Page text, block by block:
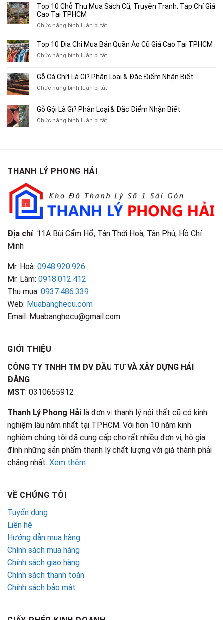
4
Chuyên
Bán
Xe
Cũ,
Xe
Cũ
TP.HCM
Top 10 Chỗ Thu Mua Sách Cũ, Truyện Tranh, Tạp Chí Giá
Cao Tại TPHCM
Chức năng bình luận bị tắtở
10
Thu
Sách
Tạp
Chí
Top 10 Địa Chỉ Mua Bán Quần Áo Cũ Giá Cao Tại TPHCM
Chức năng bình luận bị tắtở
Địa
Chỉ
Bán
Áo
Gỗ Cà Chít Là Gì? Phân Loại & Đặc Điểm Nhận Biết
Chức năng bình luận bị tắtở
Chít
Là
Gỗ Gội Là Gì? Phân Loại & Đặc Điểm Nhận Biết
Chức năng bình luận bị tắtở
Điểm
Nhận
Biết
THANH LÝ PHONG HẢI
Địa chỉ: 11A Bùi Cẩm Hổ, Tân Thới Hoà, Tân Phú, Hồ Chí
Minh
Mr. Hoà: 0948.920.926
Mr. Lâm: 0918.012.412
Thu mua: 0937.486.339
Web: Muabanghecu.com
Email: Muabanghecu@gmail.com
GIỚI THIỆU
CÔNG TY TNHH TM DV ĐẦU TƯ VÀ XÂY DỰNG HẢI
ĐĂNG
MST: 0310655912
Thanh Lý Phong Hải là đơn vị thanh lý nội thất cũ có kinh
nghiệm lâu năm nhất tại TPHCM. Với hơn 10 năm kinh
nghiệm chúng tôi đã cung cấp cho rất nhiều đơn vị, hộ gia
đình những sản phẩm thanh lý chất lượng với giá thành phải
chăng nhất. Xem thêm
VỀ CHÚNG TÔI
Tuyển dụng
Liên hệ
Hướng dẫn mua hàng
Chính sách mua hàng
Chính sách giao hàng
Chính sách thanh toán
Chính sách bảo mật